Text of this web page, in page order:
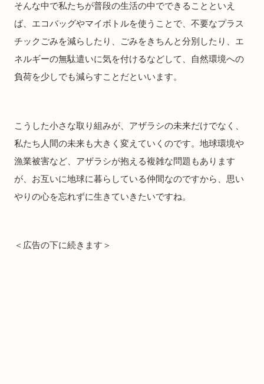
そんな中で私たちが普段の生活の中でできることといえ
ば、エコバッグやマイボトルを使うことで、不要なプラス
チックごみを減らしたり、ごみをきちんと分別したり、エ
ネルギーの無駄遣いに気を付けるなどして、自然環境への
負荷を少しでも減らすことだといいます。
こうした小さな取り組みが、アザラシの未来だけでなく、
私たち人間の未来も大きく変えていくのです。地球環境や
漁業被害など、アザラシが抱える複雑な問題もあります
が、お互いに地球に暮らしている仲間なのですから、思い
やりの心を忘れずに生きていきたいですね。
＜広告の下に続きます＞